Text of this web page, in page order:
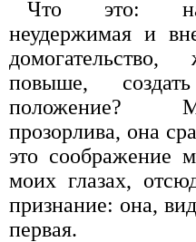
Что это:
неудержимая и
повыше,
положение?
прозорлива, она
это соображение
моих глазах,
признание: она,
первая.